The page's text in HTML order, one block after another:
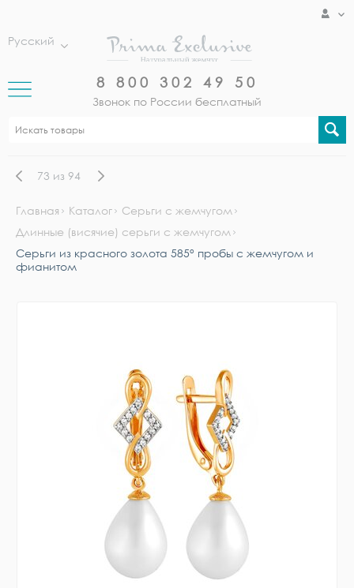
Русский
8 800 302 49 50
Звонок по России бесплатный
73 из 94
Главная Каталог
Серьги с жемчугом
Длинные (висячие) серьги с жемчугом
Серьги из красного золота 585° пробы с жемчугом и
фианитом